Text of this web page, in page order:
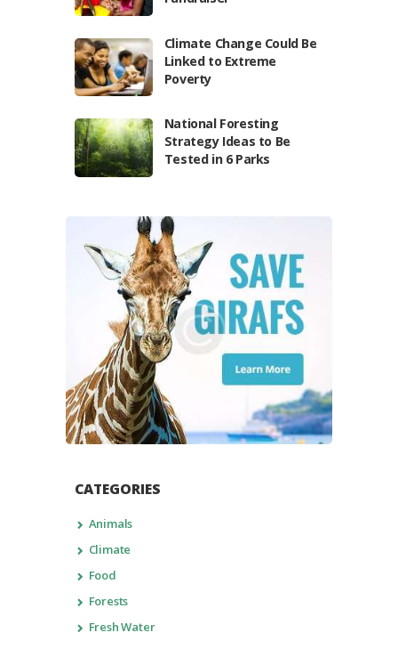
Climate Change Could Be
Linked to Extreme
Poverty
National Foresting
Strategy Ideas to Be
Tested in 6 Parks
CATEGORIES
Animals
Climate
Food
Forests
Fresh Water